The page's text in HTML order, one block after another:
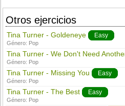
Otros ejercicios
Tina Turner - Goldeneye Easy
Género: Pop
Tina Turner - We Don't Need
Género: Pop
Tina Turner - Missing You Easy
Género: Pop
Tina Turner - The Best Easy
Género: Pop